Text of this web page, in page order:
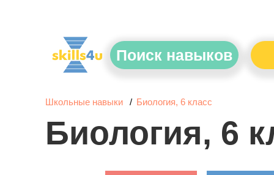
Поиск навыков
Школьные навыки Биология, 6 класс
Биология, 6